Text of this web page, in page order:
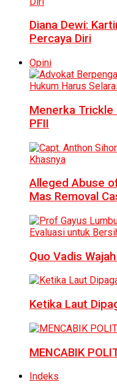
Diana Dewi:
Percaya Diri
Opini
Menerka
PFII
Alleged Abuse
Mas Removal
Quo Vadis
Ketika Laut
MENCABIK
Indeks